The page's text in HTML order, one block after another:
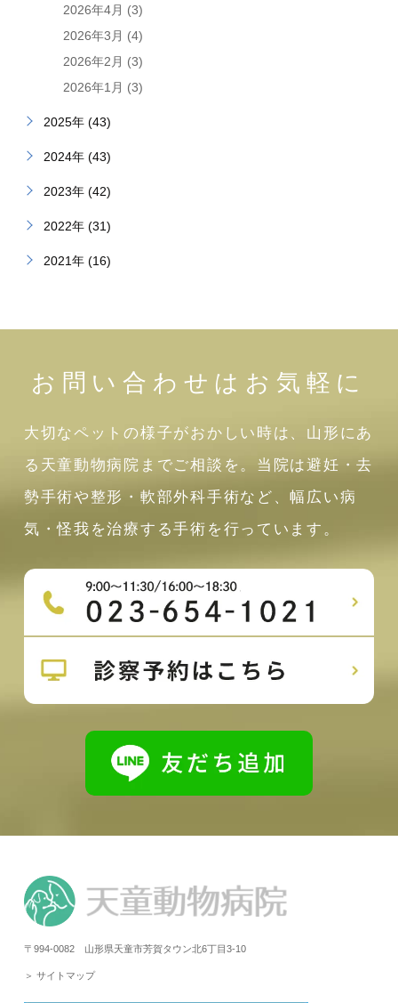
2026年4月 (3)
2026年3月 (4)
2026年2月 (3)
2026年1月 (3)
2025年 (43)
2024年 (43)
2023年 (42)
2022年 (31)
2021年 (16)
お問い合わせはお気軽に
大切なペットの様子がおかしい時は、山形にあ
る天童動物病院までご相談を。当院は避妊・去
勢手術や整形・軟部外科手術など、幅広い病
気・怪我を治療する手術を行っています。
〒994-0082 山形県天童市芳賀タウン北6丁目3-10
＞ サイトマップ